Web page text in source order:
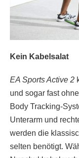
Kein Kabelsalat
EA Sports Active 2
und sogar fast
Body Tracking-
Unterarm und
werden die
selten benötigt.